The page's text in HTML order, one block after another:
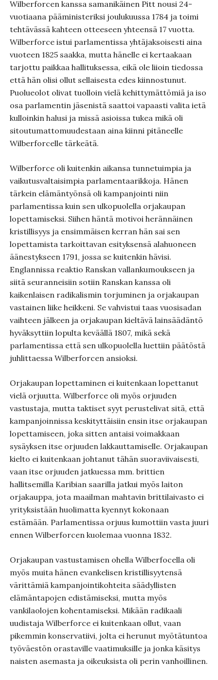
Wilberforcen kanssa samanikäinen Pitt nousi 24-
vuotiaana pääministeriksi joulukuussa 1784 ja toimi
tehtävässä kahteen otteeseen yhteensä 17 vuotta.
Wilberforce istui parlamentissa yhtäjaksoisesti aina
vuoteen 1825 saakka, mutta hänelle ei kertaakaan
tarjottu paikkaa hallituksessa, eikä ole liioin tiedossa
että hän olisi ollut sellaisesta edes kiinnostunut.
Puolueolot olivat tuolloin vielä kehittymättömiä ja iso
osa parlamentin jäsenistä saattoi vapaasti valita ietä
kulloinkin halusi ja missä asioissa tukea mikä oli
sitoutumattomuudestaan aina kiinni pitäneelle
Wilberforcelle tärkeätä.
Wilberforce oli kuitenkin aikansa tunnetuimpia ja
vaikutusvaltaisimpia parlamentaarikkoja. Hänen
tärkein elämäntyönsä oli kampanjointi niin
parlamentissa kuin sen ulkopuolella orjakaupan
lopettamiseksi. Siihen häntä motivoi herännäinen
kristillisyys ja ensimmäisen kerran hän sai sen
lopettamista tarkoittavan esityksensä alahuoneen
äänestykseen 1791, jossa se kuitenkin hävisi.
Englannissa reaktio Ranskan vallankumoukseen ja
siitä seuranneisiin sotiin Ranskan kanssa oli
kaikenlaisen radikalismin torjuminen ja orjakaupan
vastainen liike heikkeni. Se vahvistui taas vuosisadan
vaihteen jälkeen ja orjakaupan kieltävä lainsäädäntö
hyväksyttiin lopulta keväällä 1807, mikä sekä
parlamentissa että sen ulkopuolella luettiin päätöstä
juhlittaessa Wilberforcen ansioksi.
Orjakaupan lopettaminen ei kuitenkaan lopettanut
vielä orjuutta. Wilberforce oli myös orjuuden
vastustaja, mutta taktiset syyt perustelivat sitä, että
kampanjoinnissa keskityttäisiin ensin itse orjakaupan
lopettamiseen, joka sitten antaisi voimakkaan
sysäyksen itse orjuuden lakkauttamiselle. Orjakaupan
kielto ei kuitenkaan johtanut tähän suoraviivaisesti,
vaan itse orjuuden jatkuessa mm. brittien
hallitsemilla Karibian saarilla jatkui myös laiton
orjakauppa, jota maailman mahtavin brittilaivasto ei
yrityksistään huolimatta kyennyt kokonaan
estämään. Parlamentissa orjuus kumottiin vasta juuri
ennen Wilberforcen kuolemaa vuonna 1832.
Orjakaupan vastustamisen ohella Wilberfocella oli
myös muita hänen evankelisen kristillisyytensä
värittämiä kampanjointikohteita säädyllisten
elämäntapojen edistämiseksi, mutta myös
vankilaolojen kohentamiseksi. Mikään radikaali
uudistaja Wilberforce ei kuitenkaan ollut, vaan
pikemmin konservatiivi, jolta ei herunut myötätuntoa
työväestön orastaville vaatimuksille ja jonka käsitys
naisten asemasta ja oikeuksista oli perin vanhoillinen.